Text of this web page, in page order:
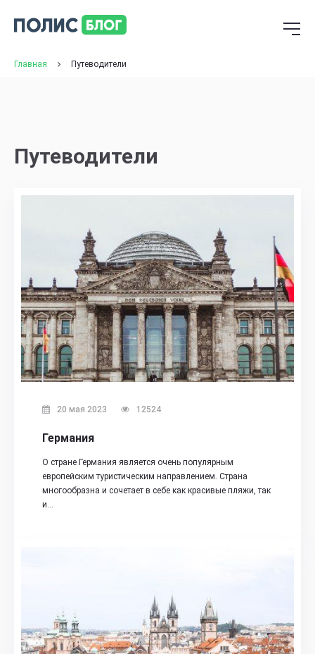
Главная Путеводители
Путеводители
20 мая 2023 12524
Германия
О стране Германия является очень популярным
европейским туристическим направлением. Страна
многообразна и сочетает в себе как красивые пляжи, так
и…